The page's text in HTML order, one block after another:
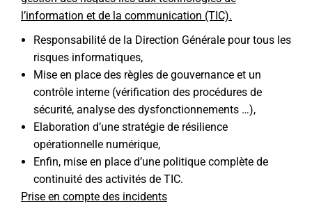
l’information et de la communication (TIC).
Responsabilité de la Direction Générale pour tous les
risques informatiques,
Mise en place des règles de gouvernance et un
contrôle interne (vérification des procédures de
sécurité, analyse des dysfonctionnements …),
Elaboration d’une stratégie de résilience
opérationnelle numérique,
Enfin, mise en place d’une politique complète de
continuité des activités de TIC.
Prise en compte des incidents